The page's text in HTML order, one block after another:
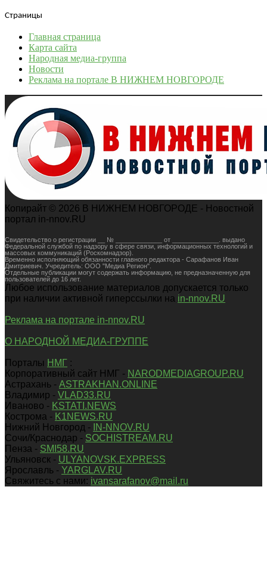
Страницы
Главная страница
Карта сайта
Народная медиа-группа
Новости
Реклама на портале В НИЖНЕМ НОВГОРОДЕ
Копирайт © 2026 В НИЖНЕМ НОВГОРОДЕ - Новостной
портал in-nnov.RU
Свидетельство о регистрации __ № _____________ от _____________. выдано
Федеральной службой по надзору в сфере связи, информационных технологий и
массовых коммуникаций (Роскомнадзор).
Временно исполняющий обязанности главного редактора - Сарафанов Иван
Дмитриевич. Учредитель: ООО "Медиа Регион".
Отдельные публикации могут содержать информацию, не предназначенную для
пользователей до 16 лет.
Любое использование материалов допускается только
при наличии активной гиперссылки на in-nnov.RU
Реклама на портале in-nnov.RU
О НАРОДНОЙ МЕДИА-ГРУППЕ
Порталы НМГ :
Корпоративный сайт НМГ - NARODMEDIAGROUP.RU
Астрахань - ASTRAKHAN.ONLINE
Владимир - VLAD33.RU
Иваново - KSTATI.NEWS
Кострома - K1NEWS.RU
Нижний Новгород -
IN-NNOV.RU
Сочи/Краснодар - SOCHISTREAM.RU
Пенза - SMI58.RU
Ульяновск - ULYANOVSK.EXPRESS
Ярославль - YARGLAV.RU
Свяжитесь с нами: ivansarafanov@mail.ru